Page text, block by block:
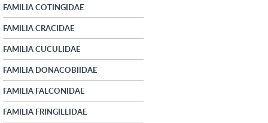
FAMILIA COTINGIDAE
FAMILIA CRACIDAE
FAMILIA CUCULIDAE
FAMILIA DONACOBIIDAE
FAMILIA FALCONIDAE
FAMILIA FRINGILLIDAE